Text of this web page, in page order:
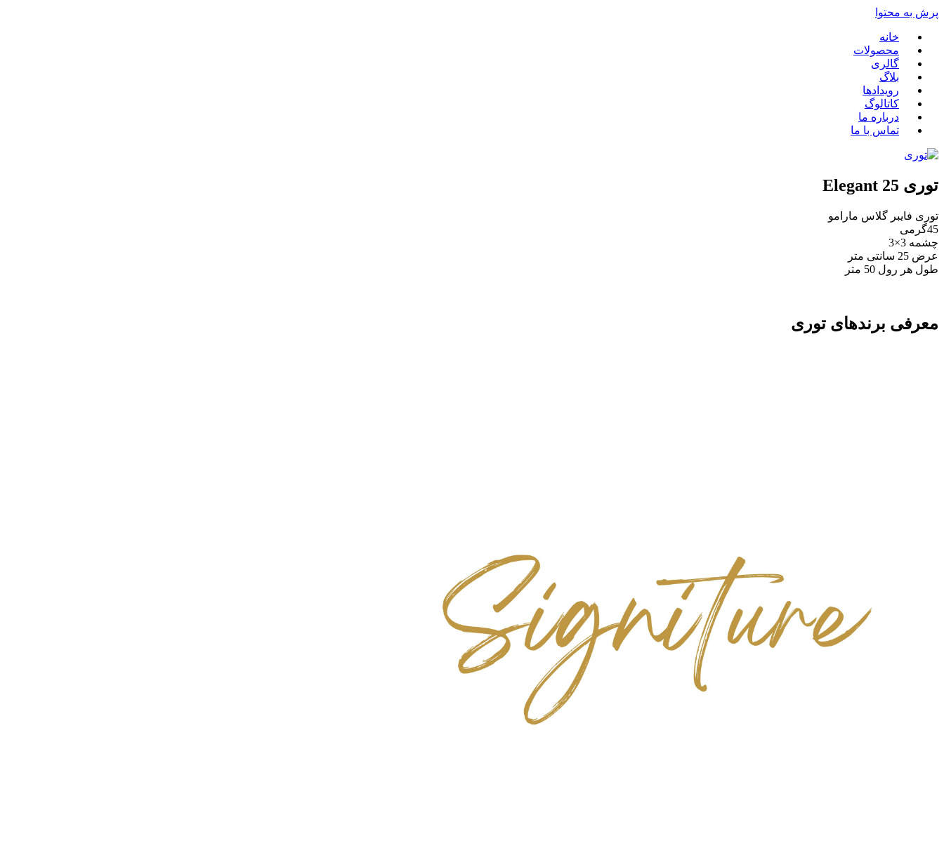
پرش به محتوا
خانه
محصولات
گالری
بلاگ
رویدادها
کاتالوگ
درباره ما
تماس با ما
توری 25 Elegant
توری فایبر گلاس مارامو
45گرمی
چشمه 3×3
عرض 25 سانتی متر
طول هر رول 50 متر
معرفی برندهای توری